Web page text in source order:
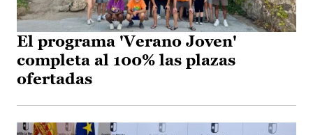
El programa 'Verano Joven'
completa al 100% las plazas
ofertadas